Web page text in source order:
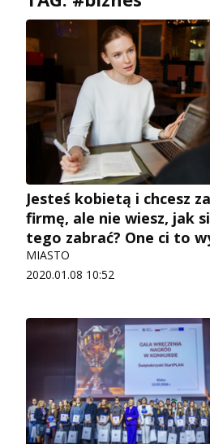
Jesteś kobietą i chcesz
firmę, ale nie wiesz, jak
tego zabrać? One ci to
MIASTO
2020.01.08 10:52